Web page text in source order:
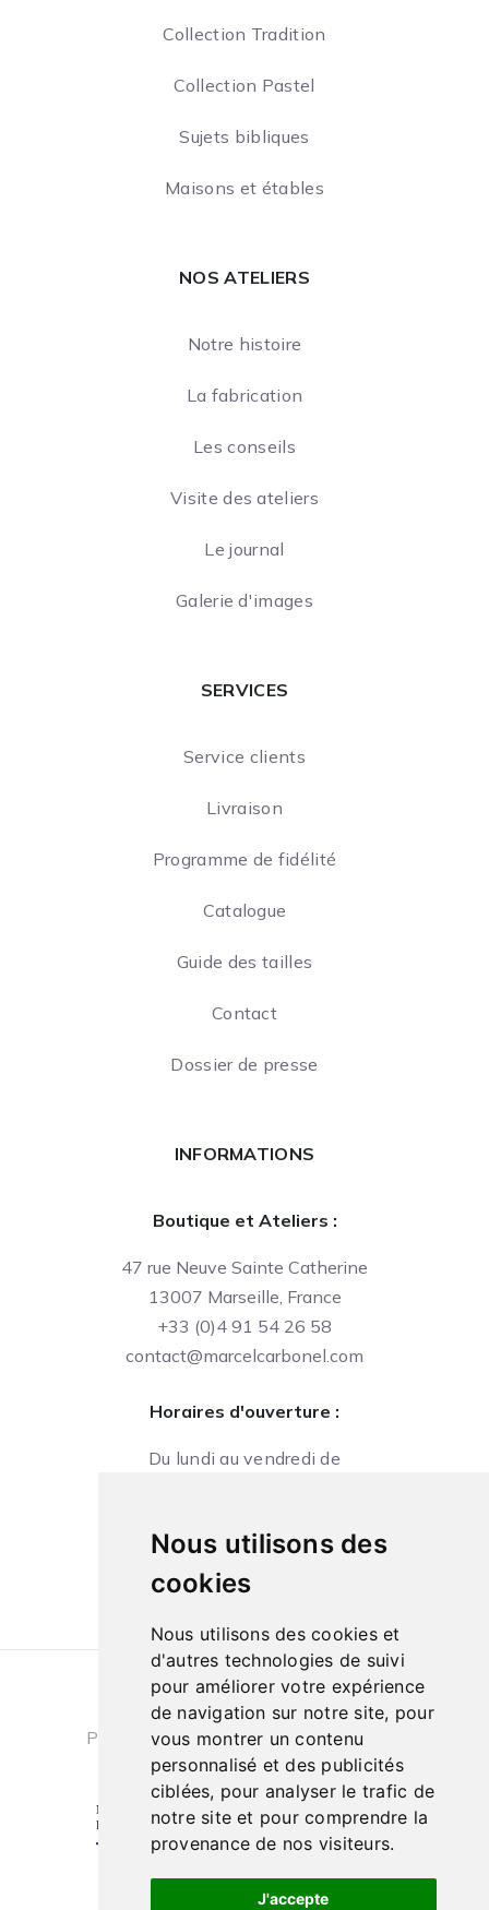
Nous utilisons des
cookies
Nous utilisons des cookies et
d'autres technologies de suivi
pour améliorer votre expérience
de navigation sur notre site, pour
vous montrer un contenu
personnalisé et des publicités
ciblées, pour analyser le trafic de
notre site et pour comprendre la
provenance de nos visiteurs.
J'accepte
Collection Tradition
Collection Pastel
Sujets bibliques
Maisons et étables
NOS ATELIERS
Notre histoire
La fabrication
Les conseils
Visite des ateliers
Le journal
Galerie d'images
SERVICES
Service clients
Livraison
Programme de fidélité
Catalogue
Guide des tailles
Contact
Dossier de presse
INFORMATIONS
Boutique et Ateliers :
47 rue Neuve Sainte Catherine
13007 Marseille, France
+33 (0)4 91 54 26 58
contact@marcelcarbonel.com
Horaires d'ouverture :
Du lundi au vendredi de
10h à 13h et de 14h à 18h
Conditions générales de ventes
|
Politique de confidentialité
| Cookies